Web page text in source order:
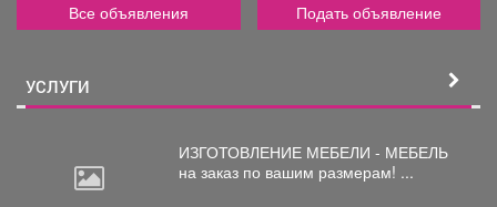
Все объявления Подать объявление
УСЛУГИ
ИЗГОТОВЛЕНИЕ МЕБЕЛИ - МЕБЕЛЬ
на заказ по вашим размерам! ...